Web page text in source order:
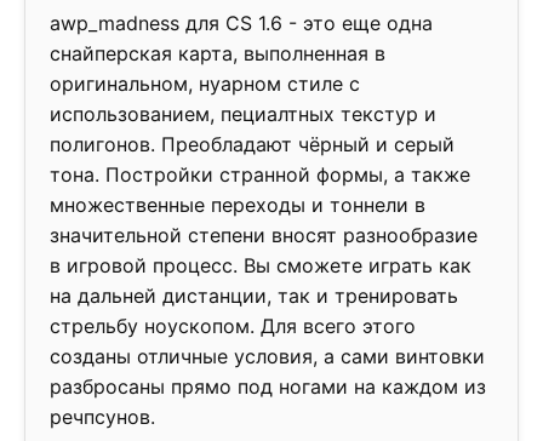
awp_madness для CS 1.6 - это еще одна
снайперская карта, выполненная в
оригинальном, нуарном стиле с
использованием, пециалтных текстур и
полигонов. Преобладают чёрный и серый
тона. Постройки странной формы, а также
множественные переходы и тоннели в
значительной степени вносят разнообразие
в игровой процесс. Вы сможете играть как
на дальней дистанции, так и тренировать
стрельбу ноускопом. Для всего этого
созданы отличные условия, а сами винтовки
разбросаны прямо под ногами на каждом из
речпсунов.